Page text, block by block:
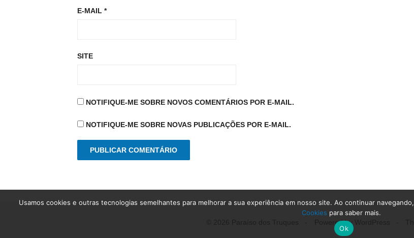
E-MAIL *
SITE
NOTIFIQUE-ME SOBRE NOVOS COMENTÁRIOS POR E-MAIL.
NOTIFIQUE-ME SOBRE NOVAS PUBLICAÇÕES POR E-MAIL.
Powered by WordPress
Usamos cookies e outras tecnologias semelhantes para melhorar a sua experiência em nosso site. Ao continuar
Cookies para saber mais.
Ok